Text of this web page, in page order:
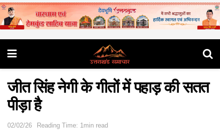
जीत सिंह नेगी के गीतों में पहाड़ की सतत
पीड़ा है
02/02/26 Reading Time: 1min read